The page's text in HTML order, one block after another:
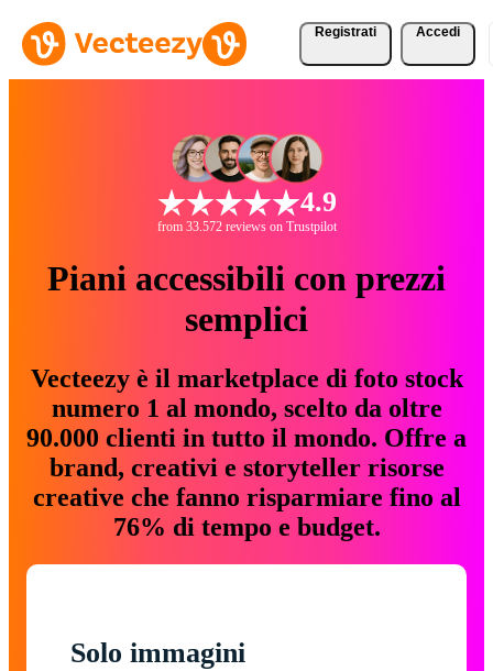
Registrati Accedi
4.9
from 33.572 reviews on Trustpilot
Piani accessibili con prezzi
semplici
Vecteezy è il marketplace di foto stock
numero 1 al mondo, scelto da oltre
90.000 clienti in tutto il mondo. Offre a
brand, creativi e storyteller risorse
creative che fanno risparmiare fino al
76% di tempo e budget.
Solo immagini